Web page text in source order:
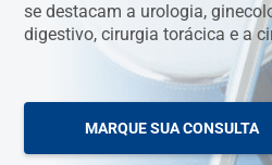
se destacam a urologia,
digestivo, cirurgia torácica e a
MARQUE SUA CONSULTA